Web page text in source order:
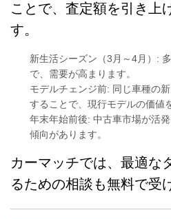
ことで、査定額を引き上
す。
新生活シーズン（3月～4月） :
で、需要が高まります。
モデルチェンジ前: 同じ車種の
することで、現行モデルの価値
年末年始前後: 中古車市場が活
傾向があります。
カーマッチでは、最適な
るための相談も無料で受